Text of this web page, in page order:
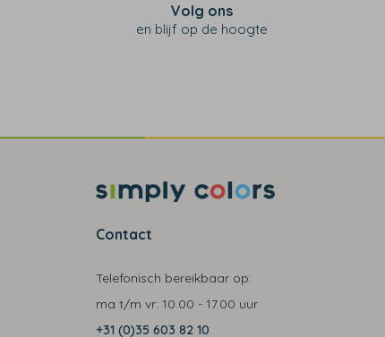
Volg ons
en blijf op de hoogte
Contact
Telefonisch bereikbaar op:
ma t/m vr: 10.00 - 17.00 uur
+31 (0)35 603 82 10